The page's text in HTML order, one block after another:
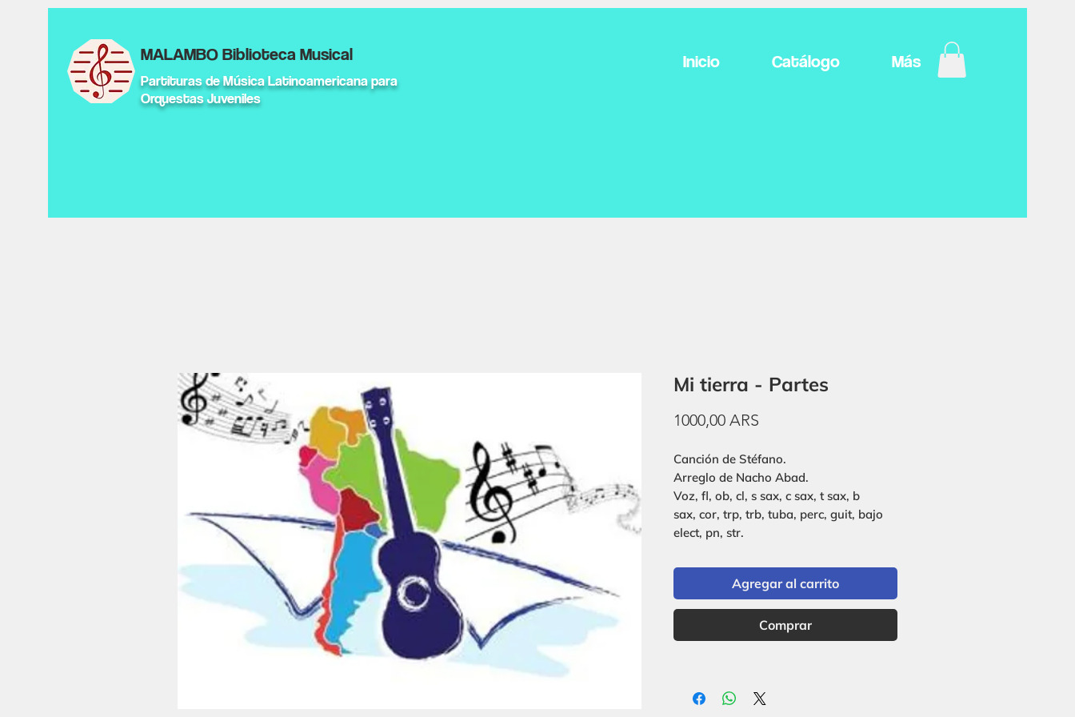
MALAMBO Biblioteca Musical
Partituras de Música Latinoamericana para
Orquestas Juveniles
Inicio Catálogo Más
Mi tierra - Partes
1000,00 ARS
Canción de Stéfano.
Arreglo de Nacho Abad.
Voz, fl, ob, cl, s sax, c sax, t sax, b
sax, cor, trp, trb, tuba, perc, guit, bajo
elect, pn, str.
Agregar al carrito
Comprar